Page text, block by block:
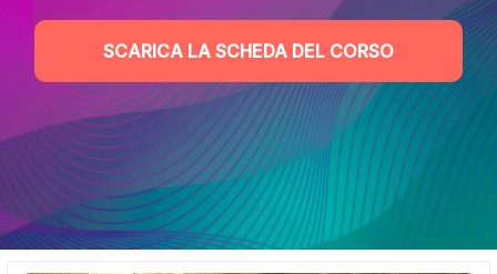
SCARICA LA SCHEDA DEL CORSO